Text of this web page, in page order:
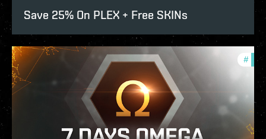
Save 25% On PLEX + Free SKINs
#